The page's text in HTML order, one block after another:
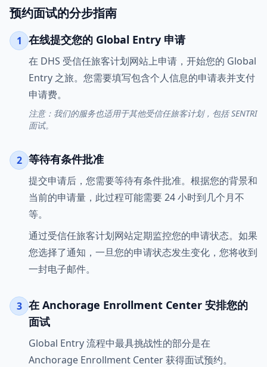
预约面试的分步指南
1 在线提交您的 Global Entry 申请
在 DHS 受信任旅客计划网站上申请，开始您的 Global
Entry 之旅。您需要填写包含个人信息的申请表并支付
申请费。
注意：我们的服务也适用于其他受信任旅客计划，包括 SENTRI
面试。
2 等待有条件批准
提交申请后，您需要等待有条件批准。根据您的背景和
当前的申请量，此过程可能需要 24 小时到几个月不
等。
通过受信任旅客计划网站定期监控您的申请状态。如果
您选择了通知，一旦您的申请状态发生变化，您将收到
一封电子邮件。
3 在 Anchorage Enrollment Center 安排您的
面试
Global Entry 流程中最具挑战性的部分是在
Anchorage Enrollment Center 获得面试预约。